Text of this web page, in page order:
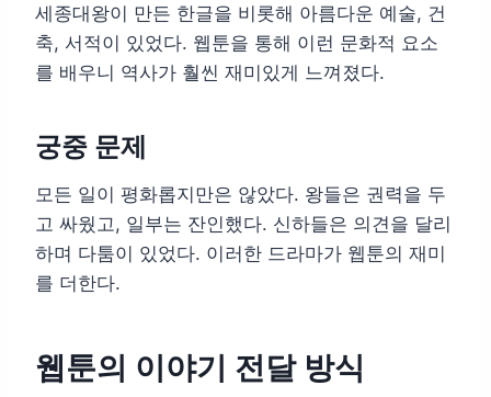
세종대왕이 만든 한글을 비롯해 아름다운 예술, 건
축, 서적이 있었다. 웹툰을 통해 이런 문화적 요소
를 배우니 역사가 훨씬 재미있게 느껴졌다.
궁중 문제
모든 일이 평화롭지만은 않았다. 왕들은 권력을 두
고 싸웠고, 일부는 잔인했다. 신하들은 의견을 달리
하며 다툼이 있었다. 이러한 드라마가 웹툰의 재미
를 더한다.
웹툰의 이야기 전달 방식